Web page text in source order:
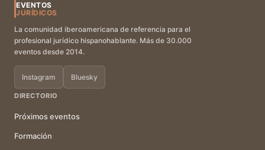
EVENTOS
JURÍDICOS
La comunidad iberoamericana de referencia para el
profesional jurídico hispanohablante. Más de 30.000
eventos desde 2014.
Instagram Bluesky
DIRECTORIO
Próximos eventos
Formación